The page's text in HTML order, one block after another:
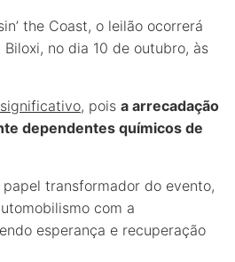
the Coast, o leilão ocorrerá
no dia 10 de outubro, às
, pois a arrecadação
dependentes químicos de
transformador do evento,
com a
esperança e recuperação